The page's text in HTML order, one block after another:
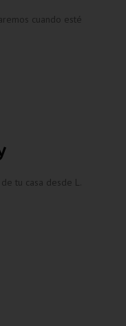
cuando esté
tu casa desde L.